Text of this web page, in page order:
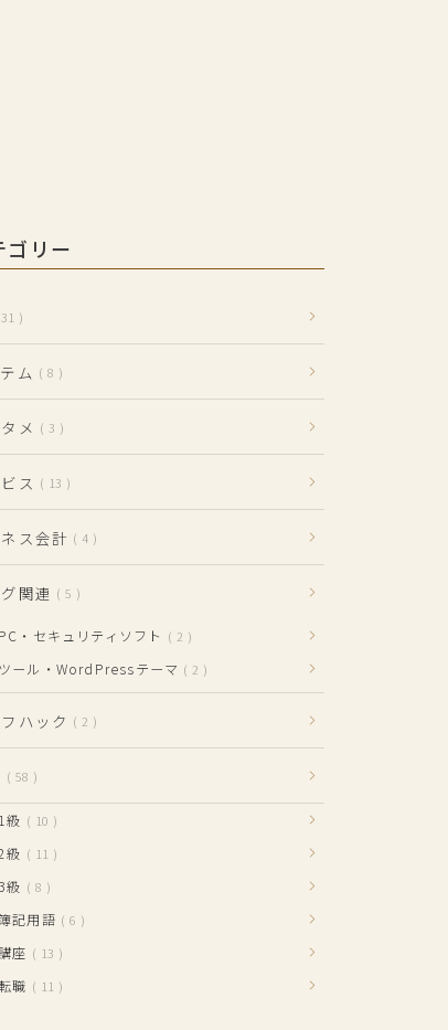
ゴリー
31
ム 8
メ 3
ス 13
ス会計 4
関連 5
PC・セキュリティソフト 2
ツール・WordPressテーマ 2
ハック 2
58
1級 10
級 11
3級 8
記用語 6
講座 13
職 11